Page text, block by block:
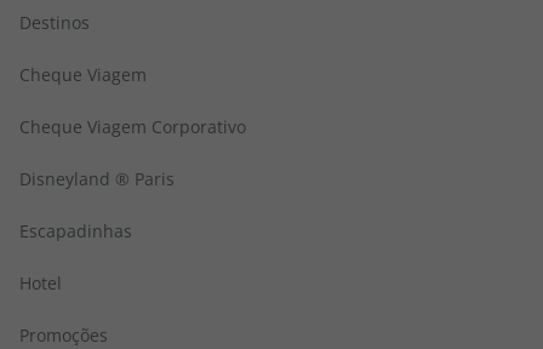
Destinos
Cheque Viagem
Cheque Viagem Corporativo
Disneyland ® Paris
Escapadinhas
Hotel
Promoções